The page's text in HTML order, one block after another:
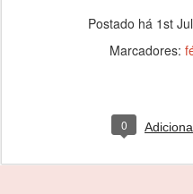
Postado há 1st
Marcadores:
0